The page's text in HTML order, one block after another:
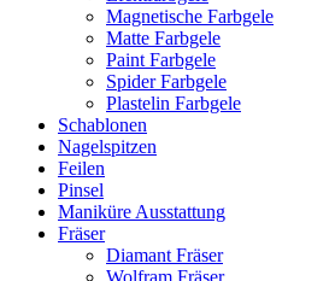
Magnetische Farbgele
Matte Farbgele
Paint Farbgele
Spider Farbgele
Plastelin Farbgele
Schablonen
Nagelspitzen
Feilen
Pinsel
Maniküre Ausstattung
Fräser
Diamant Fräser
Wolfram Fräser